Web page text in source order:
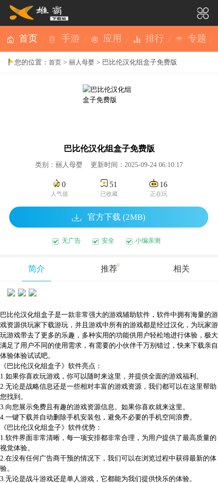
首页 手游 应用 排行 专题
您的位置：首页 >丽人母婴 > 巴比伦汉化组盒子免费版
巴比伦汉化组盒子免费版
类别：丽人母婴 更新时间：2025-09-24 06:10:17
0
人气值
51
已收藏
16
正在玩
官方下载 (2MB)
无广告 安全 小编亲测
简介 推荐0 相关
巴比伦汉化组盒子是一款非常强大的游戏辅助软件，软件中拥有海量的游
戏资源供玩家下载游玩，并且游戏中所有的游戏都是经过汉化，为玩家游
玩游戏带去了更多的乐趣，多种实用的功能供用户轻松地进行体验，极大
满足了用户不同的使用需求，有需要的小伙伴千万别错过，快来下载亲自
体验体验试试吧。
《巴比伦汉化组盒子》软件亮点：
1.如果你喜欢玩游戏，你可以随时来这里，并提供全面的游戏福利。
2.无论是战略信息还是一些相对丰富的游戏资源，我们都可以在这里帮助
您找到。
3.向您展示免费且有趣的游戏资源信息。如果你喜欢就来这里。
4.一键下载并自动删除手机安装包，避免不必要的手机空间浪费。
《巴比伦汉化组盒子》软件优势：
1.软件界面非常清晰，每一项安排都非常合理，为用户提供了最高质量的
视觉体验。
2.在没有任何广告商干预的情况下，我们可以在浏览过程中获得最新的体
验。
3.无论是战斗游戏还是单人游戏，它都能为我们提供快乐的体验。